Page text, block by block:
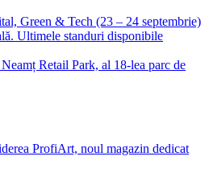
Green & Tech (23 – 24 septembrie)
Ultimele standuri disponibile
Retail Park, al 18-lea parc de
ProfiArt, noul magazin dedicat